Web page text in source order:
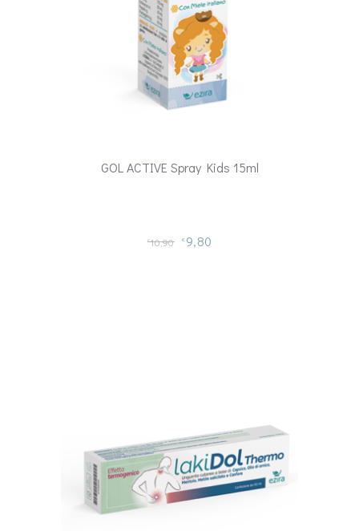
GOL ACTIVE Spray Kids 15ml
€10,90 € 9,80